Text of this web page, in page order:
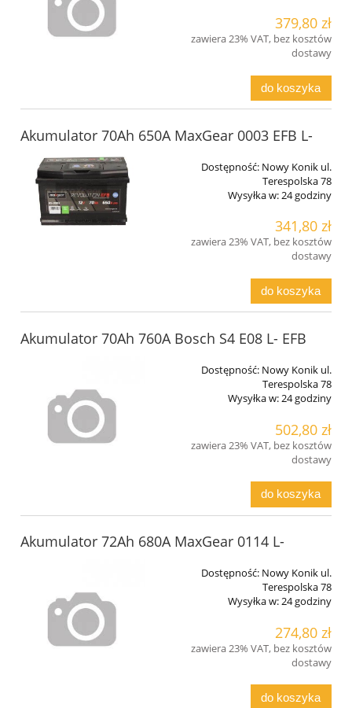
379,80 zł
zawiera 23% VAT, bez kosztów
dostawy
do koszyka
Akumulator 70Ah 650A MaxGear 0003 EFB L-
Dostępność: Nowy Konik ul.
Terespolska 78
Wysyłka w:24 godziny
341,80 zł
zawiera 23% VAT, bez kosztów
dostawy
do koszyka
Akumulator 70Ah 760A Bosch S4 E08 L- EFB
Dostępność: Nowy Konik ul.
Terespolska 78
Wysyłka w:24 godziny
502,80 zł
zawiera 23% VAT, bez kosztów
dostawy
do koszyka
Akumulator 72Ah 680A MaxGear 0114 L-
Dostępność: Nowy Konik ul.
Terespolska 78
Wysyłka w:24 godziny
274,80 zł
zawiera 23% VAT, bez kosztów
dostawy
do koszyka